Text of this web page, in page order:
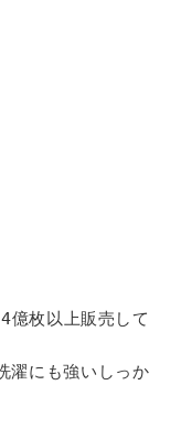
枚以上販売して
濯にも強いしっか